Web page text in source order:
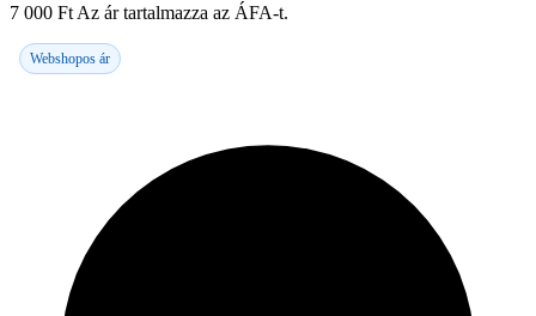
7 000 Ft Az ár tartalmazza az ÁFA-t.
Webshopos ár